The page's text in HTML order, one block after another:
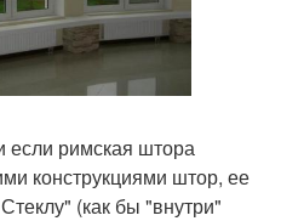
если римская штора
конструкциями штор, ее
(как бы "внутри"